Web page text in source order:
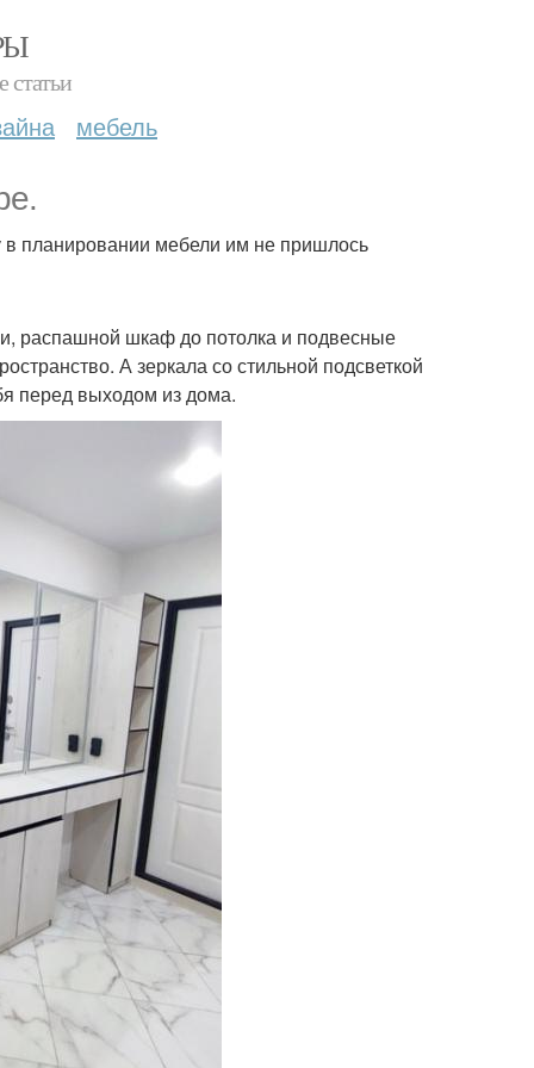
статьи
мебель
в планировании мебели им не пришлось
распашной шкаф до потолка и подвесные
А зеркала со стильной подсветкой
перед выходом из дома.